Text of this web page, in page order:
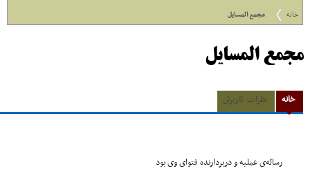
خانه مجمع المسایل
مجمع المسایل
خانه نظرات کاربران
رساله‌ى عملیه و دربردارنده فتواى وى بود